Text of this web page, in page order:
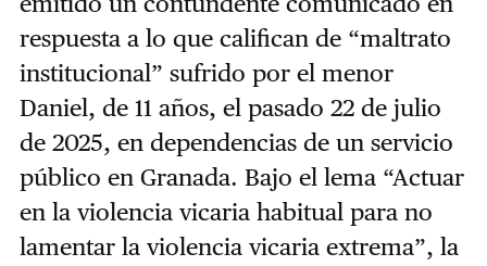
respuesta a lo que califican de “maltrato
institucional” sufrido por el menor
Daniel, de 11 años, el pasado 22 de julio
de 2025, en dependencias de un servicio
público en Granada. Bajo el lema “Actuar
en la violencia vicaria habitual para no
lamentar la violencia vicaria extrema”, la